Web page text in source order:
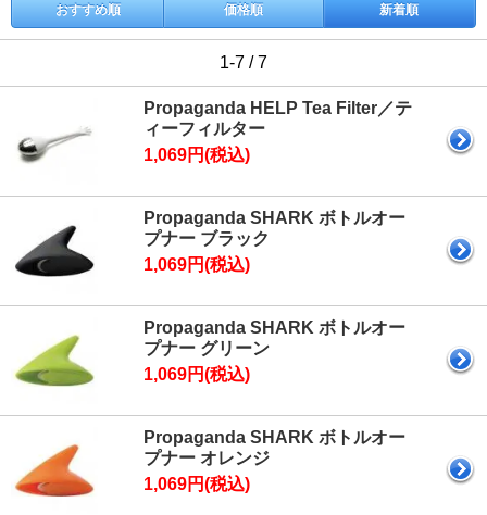
おすすめ順 価格順 新着順
1-7 / 7
Propaganda HELP Tea Filter／テ
ィーフィルター
1,069円(税込)
Propaganda SHARK ボトルオー
プナー ブラック
1,069円(税込)
Propaganda SHARK ボトルオー
プナー グリーン
1,069円(税込)
Propaganda SHARK ボトルオー
プナー オレンジ
1,069円(税込)